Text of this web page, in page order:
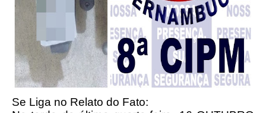
Se Liga no Relato do Fato: